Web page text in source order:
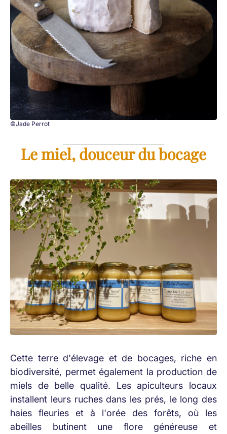
©Jade Perrot
Le miel, douceur du bocage
Cette terre d'élevage et de bocages, riche en
biodiversité, permet également la production de
miels de belle qualité. Les apiculteurs locaux
installent leurs ruches dans les prés, le long des
haies fleuries et à l'orée des forêts, où les
abeilles butinent une flore généreuse et